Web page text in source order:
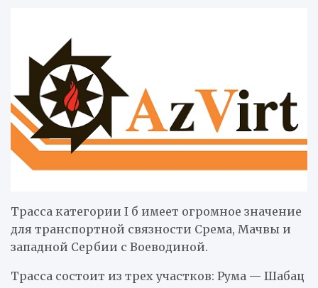
Трасса категории I б имеет огромное значение
для транспортной связности Срема, Мачвы и
западной Сербии с Воеводиной.
Трасса состоит из трех участков: Рума — Шабац